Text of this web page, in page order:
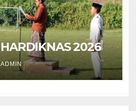
2026
ADMIN